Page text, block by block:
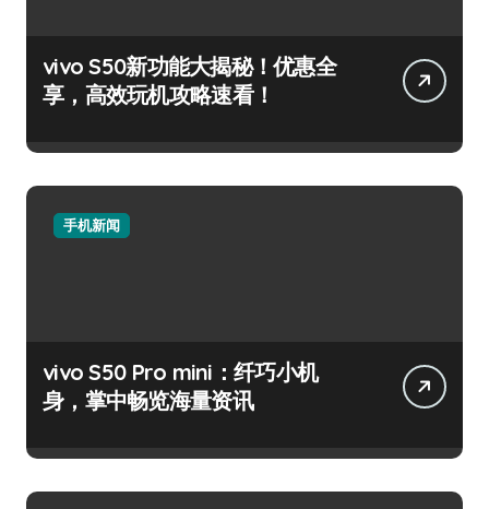
vivo S50新功能大揭秘！优惠全
享，高效玩机攻略速看！
手机新闻
vivo S50 Pro mini：纤巧小机
身，掌中畅览海量资讯